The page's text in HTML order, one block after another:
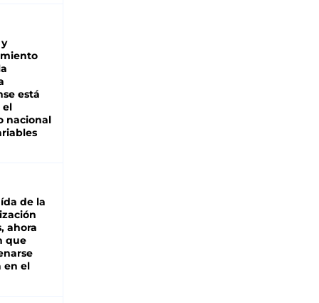
está
el
nacional
de la
ahora
que
en el